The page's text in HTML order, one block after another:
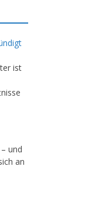
ist
und
an